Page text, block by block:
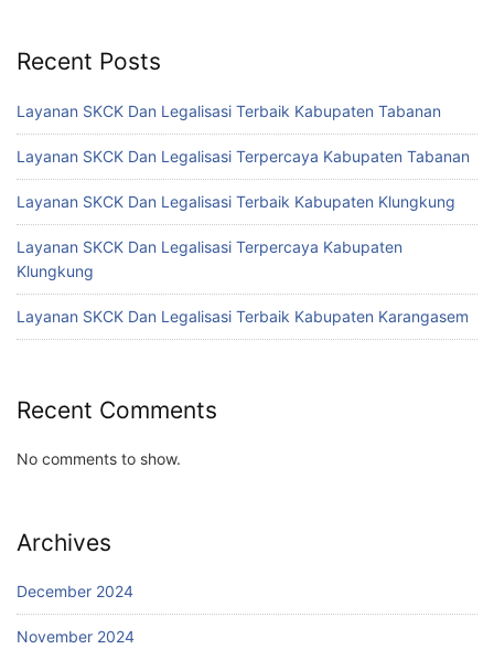
Recent Posts
Layanan SKCK Dan Legalisasi Terbaik Kabupaten Tabanan
Layanan SKCK Dan Legalisasi Terpercaya Kabupaten Tabanan
Layanan SKCK Dan Legalisasi Terbaik Kabupaten Klungkung
Layanan SKCK Dan Legalisasi Terpercaya Kabupaten
Klungkung
Layanan SKCK Dan Legalisasi Terbaik Kabupaten Karangasem
Recent Comments
No comments to show.
Archives
December 2024
November 2024